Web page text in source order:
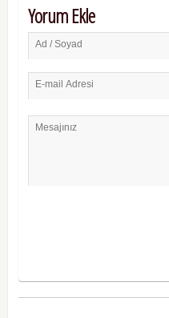
Yorum Ekle
Ad / Soyad
E-mail Adresi
Mesajınız